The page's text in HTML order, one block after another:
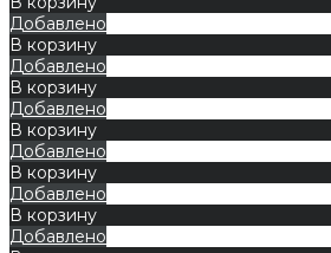
Добавлено
В корзину
Добавлено
В корзину
Добавлено
В корзину
Добавлено
В корзину
Добавлено
В корзину
Добавлено